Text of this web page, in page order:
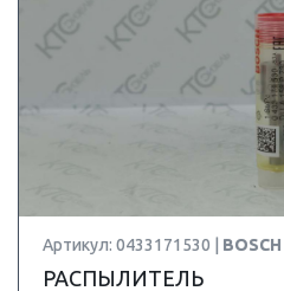
Артикул: 0433171530 | BOSCH
РАСПЫЛИТЕЛЬ